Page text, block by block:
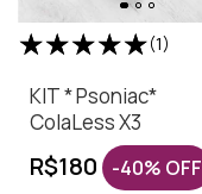
(1)
KIT * Psoniac*
ColaLess X3
R$180 -40% OFF